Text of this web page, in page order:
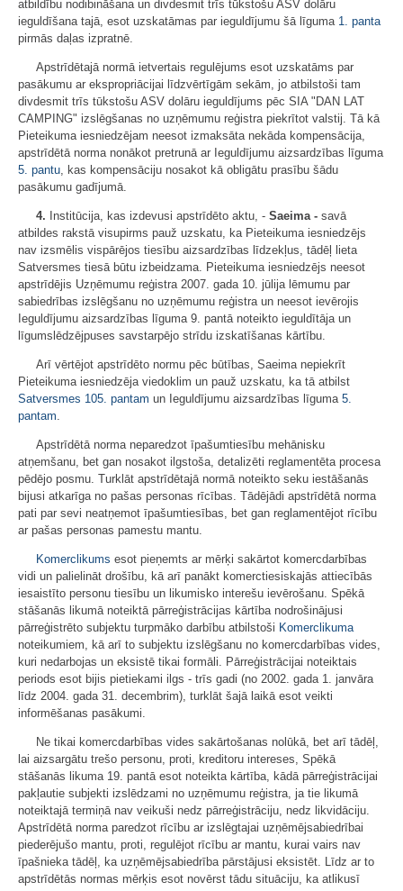
atbildību nodibināšana un divdesmit trīs tūkstošu ASV dolāru
ieguldīšana tajā, esot uzskatāmas par ieguldījumu šā līguma 1. panta
pirmās daļas izpratnē.
Apstrīdētajā normā ietvertais regulējums esot uzskatāms par
pasākumu ar ekspropriācijai līdzvērtīgām sekām, jo atbilstoši tam
divdesmit trīs tūkstošu ASV dolāru ieguldījums pēc SIA "DAN LAT
CAMPING" izslēgšanas no uzņēmumu reģistra piekrītot valstij. Tā kā
Pieteikuma iesniedzējam neesot izmaksāta nekāda kompensācija,
apstrīdētā norma nonākot pretrunā ar Ieguldījumu aizsardzības līguma
5. pantu , kas kompensāciju nosakot kā obligātu prasību šādu
pasākumu gadījumā.
4. Institūcija, kas izdevusi apstrīdēto aktu, - Saeima - savā
atbildes rakstā visupirms pauž uzskatu, ka Pieteikuma iesniedzējs
nav izsmēlis vispārējos tiesību aizsardzības līdzekļus, tādēļ lieta
Satversmes tiesā būtu izbeidzama. Pieteikuma iesniedzējs neesot
apstrīdējis Uzņēmumu reģistra 2007. gada 10. jūlija lēmumu par
sabiedrības izslēgšanu no uzņēmumu reģistra un neesot ievērojis
Ieguldījumu aizsardzības līguma 9. pantā noteikto ieguldītāja un
līgumslēdzējpuses savstarpējo strīdu izskatīšanas kārtību.
Arī vērtējot apstrīdēto normu pēc būtības, Saeima nepiekrīt
Pieteikuma iesniedzēja viedoklim un pauž uzskatu, ka tā atbilst
Satversmes 105. pantam un Ieguldījumu aizsardzības līguma 5.
pantam
Apstrīdētā norma neparedzot īpašumtiesību mehānisku
atņemšanu, bet gan nosakot ilgstoša, detalizēti reglamentēta procesa
pēdējo posmu. Turklāt apstrīdētajā normā noteikto seku iestāšanās
bijusi atkarīga no pašas personas rīcības. Tādējādi apstrīdētā norma
pati par sevi neatņemot īpašumtiesības, bet gan reglamentējot rīcību
ar pašas personas pamestu mantu.
Komerclikums esot pieņemts ar mērķi sakārtot komercdarbības
vidi un palielināt drošību, kā arī panākt komerctiesiskajās attiecībās
iesaistīto personu tiesību un likumisko interešu ievērošanu. Spēkā
stāšanās likumā noteiktā pārreģistrācijas kārtība nodrošinājusi
pārreģistrēto subjektu turpmāko darbību atbilstoši Komerclikuma
noteikumiem, kā arī to subjektu izslēgšanu no komercdarbības vides,
kuri nedarbojas un eksistē tikai formāli. Pārreģistrācijai noteiktais
periods esot bijis pietiekami ilgs - trīs gadi (no 2002. gada 1. janvāra
līdz 2004. gada 31. decembrim), turklāt šajā laikā esot veikti
informēšanas pasākumi.
Ne tikai komercdarbības vides sakārtošanas nolūkā, bet arī tādēļ,
lai aizsargātu trešo personu, proti, kreditoru intereses, Spēkā
stāšanās likuma 19. pantā esot noteikta kārtība, kādā pārreģistrācijai
pakļautie subjekti izslēdzami no uzņēmumu reģistra, ja tie likumā
noteiktajā termiņā nav veikuši nedz pārreģistrāciju, nedz likvidāciju.
Apstrīdētā norma paredzot rīcību ar izslēgtajai uzņēmējsabiedrībai
piederējušo mantu, proti, regulējot rīcību ar mantu, kurai vairs nav
īpašnieka tādēļ, ka uzņēmējsabiedrība pārstājusi eksistēt. Līdz ar to
apstrīdētās normas mērķis esot novērst tādu situāciju, ka atlikusī